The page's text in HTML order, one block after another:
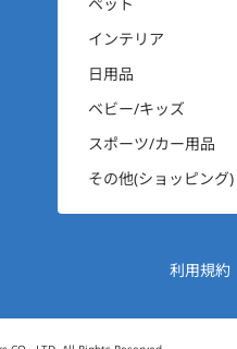
インテリア
日用品
ベビー/キッズ
スポーツ/カー用品
その他(ショッピング)
利用規約